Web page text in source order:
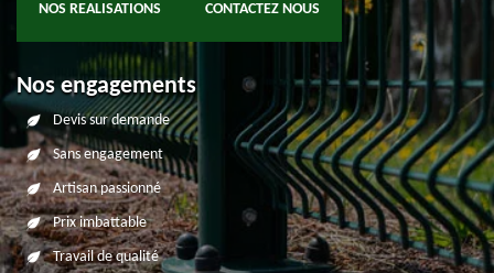
NOS REALISATIONS CONTACTEZ NOUS
Nos engagements
Devis sur demande
Sans engagement
Artisan passionné
Prix imbattable
Travail de qualité